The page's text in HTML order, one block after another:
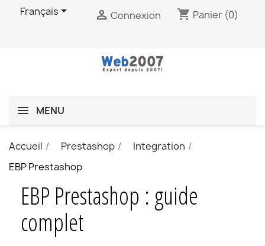
Français  Connexion shopping_cart Panier (0)
MENU
Accueil Prestashop
Integration
EBP Prestashop
EBP Prestashop : guide
complet